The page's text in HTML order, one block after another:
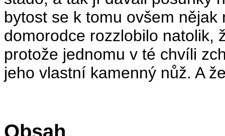
bytost se k tomu ovšem
domorodce rozzlobilo natolik,
protože jednomu v té chvíli
jeho vlastní kamenný nůž. A
Obsah